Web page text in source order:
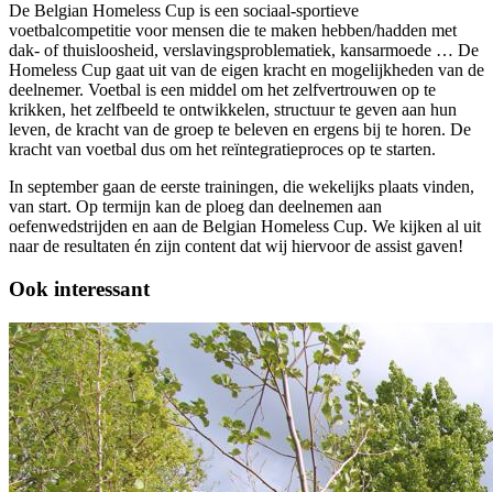
De Belgian Homeless Cup is een sociaal-sportieve
voetbalcompetitie voor mensen die te maken hebben/hadden met
dak- of thuisloosheid, verslavingsproblematiek, kansarmoede … De
Homeless Cup gaat uit van de eigen kracht en mogelijkheden van de
deelnemer. Voetbal is een middel om het zelfvertrouwen op te
krikken, het zelfbeeld te ontwikkelen, structuur te geven aan hun
leven, de kracht van de groep te beleven en ergens bij te horen. De
kracht van voetbal dus om het reïntegratieproces op te starten.
In september gaan de eerste trainingen, die wekelijks plaats vinden,
van start. Op termijn kan de ploeg dan deelnemen aan
oefenwedstrijden en aan de Belgian Homeless Cup. We kijken al uit
naar de resultaten én zijn content dat wij hiervoor de assist gaven!
Ook interessant